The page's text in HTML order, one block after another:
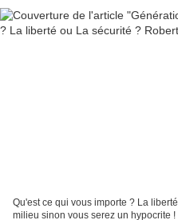
Qu'est ce qui vous importe ? La
milieu sinon vous serez un hypocrite